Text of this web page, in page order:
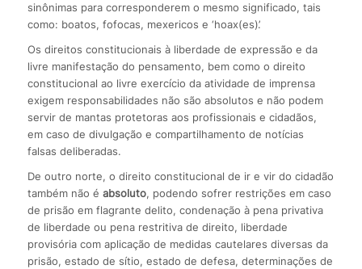
sinônimas para corresponderem o mesmo significado, tais
como: boatos, fofocas, mexericos e ‘hoax(es)’.
Os direitos constitucionais à liberdade de expressão e da
livre manifestação do pensamento, bem como o direito
constitucional ao livre exercício da atividade de imprensa
exigem responsabilidades não são absolutos e não podem
servir de mantas protetoras aos profissionais e cidadãos,
em caso de divulgação e compartilhamento de notícias
falsas deliberadas.
De outro norte, o direito constitucional de ir e vir do cidadão
também não é absoluto, podendo sofrer restrições em caso
de prisão em flagrante delito, condenação à pena privativa
de liberdade ou pena restritiva de direito, liberdade
provisória com aplicação de medidas cautelares diversas da
prisão, estado de sítio, estado de defesa, determinações de